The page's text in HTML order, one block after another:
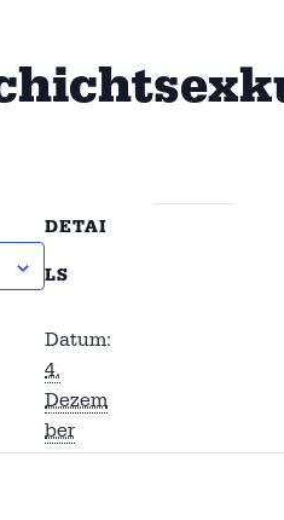
DETAI
LS
Datum:
4.
Dezem
ber